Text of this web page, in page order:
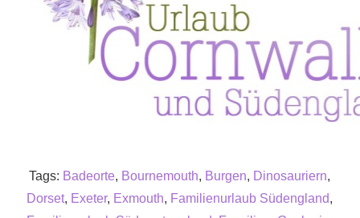
Tags: Badeorte, Bournemouth, Burgen, Dinosauriern,
Dorset, Exeter, Exmouth, Familienurlaub Südengland,